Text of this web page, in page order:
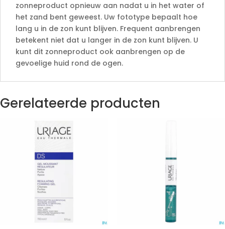
zonneproduct opnieuw aan nadat u in het water of
het zand bent geweest. Uw fototype bepaalt hoe
lang u in de zon kunt blijven. Frequent aanbrengen
betekent niet dat u langer in de zon kunt blijven. U
kunt dit zonneproduct ook aanbrengen op de
gevoelige huid rond de ogen.
Gerelateerde producten